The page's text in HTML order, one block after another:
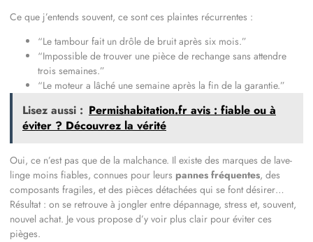
Ce que j’entends souvent, ce sont ces plaintes récurrentes :
“Le tambour fait un drôle de bruit après six mois.”
“Impossible de trouver une pièce de rechange sans attendre
trois semaines.”
“Le moteur a lâché une semaine après la fin de la garantie.”
Lisez aussi : Permishabitation.fr avis : fiable ou à
éviter ? Découvrez la vérité
Oui, ce n’est pas que de la malchance. Il existe des marques de lave-
linge moins fiables, connues pour leurs pannes fréquentes, des
composants fragiles, et des pièces détachées qui se font désirer…
Résultat : on se retrouve à jongler entre dépannage, stress et, souvent,
nouvel achat. Je vous propose d’y voir plus clair pour éviter ces
pièges.